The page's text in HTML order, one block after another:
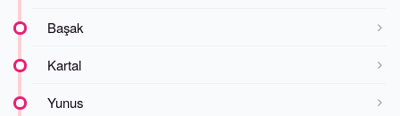
Başak
Kartal
Yunus